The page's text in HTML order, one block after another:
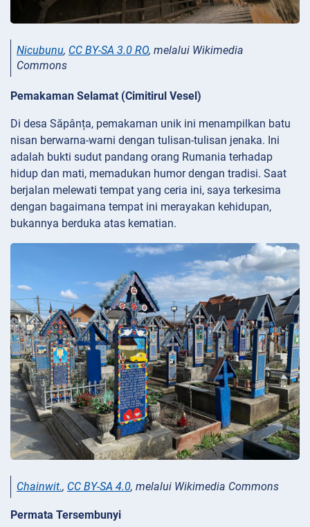
Nicubunu, CC BY-SA 3.0 RO, melalui Wikimedia
Commons
Pemakaman Selamat (Cimitirul Vesel)
Di desa Săpânța, pemakaman unik ini menampilkan batu
nisan berwarna-warni dengan tulisan-tulisan jenaka. Ini
adalah bukti sudut pandang orang Rumania terhadap
hidup dan mati, memadukan humor dengan tradisi. Saat
berjalan melewati tempat yang ceria ini, saya terkesima
dengan bagaimana tempat ini merayakan kehidupan,
bukannya berduka atas kematian.
Chainwit., CC BY-SA 4.0, melalui Wikimedia Commons
Permata Tersembunyi